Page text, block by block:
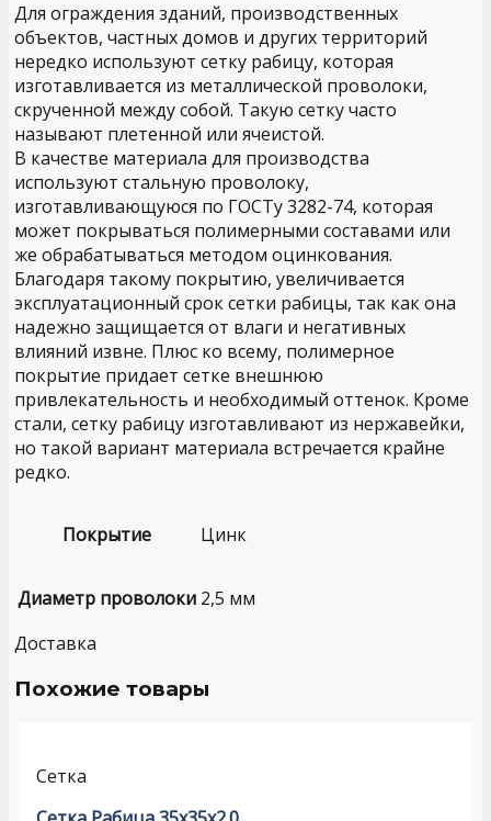
Для ограждения зданий, производственных
объектов, частных домов и других территорий
нередко используют сетку рабицу, которая
изготавливается из металлической проволоки,
скрученной между собой. Такую сетку часто
называют плетенной или ячеистой.
В качестве материала для производства
используют стальную проволоку,
изготавливающуюся по ГОСТу 3282-74, которая
может покрываться полимерными составами или
же обрабатываться методом оцинкования.
Благодаря такому покрытию, увеличивается
эксплуатационный срок сетки рабицы, так как она
надежно защищается от влаги и негативных
влияний извне. Плюс ко всему, полимерное
покрытие придает сетке внешнюю
привлекательность и необходимый оттенок. Кроме
стали, сетку рабицу изготавливают из нержавейки,
но такой вариант материала встречается крайне
редко.
Покрытие Цинк
Диаметр проволоки 2,5 мм
Доставка
Похожие товары
Сетка